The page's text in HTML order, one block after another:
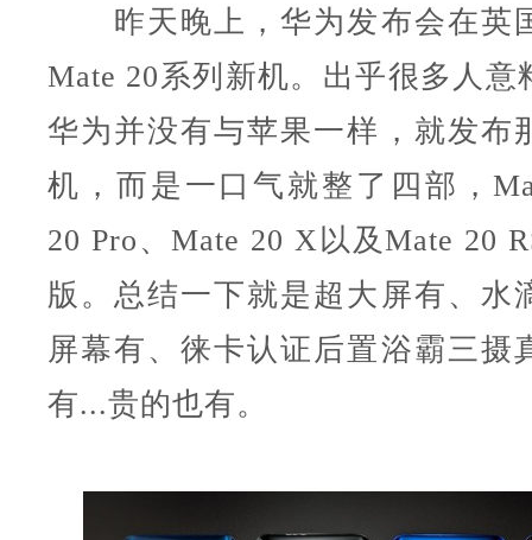
昨天晚上，华为发布会在英
Mate 20系列新机。出乎很多人意
华为并没有与苹果一样，就发布
机，而是一口气就整了四部，
20 Pro、Mate 20 X以及Mate 20
版。总结一下就是超大屏有、水
屏幕有、徕卡认证后置浴霸三摄
有...贵的也有。